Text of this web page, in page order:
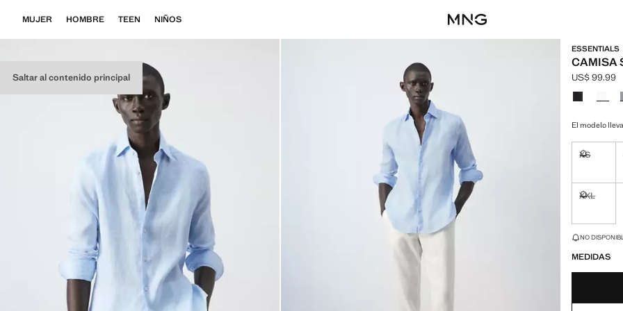
Saltar al contenido principal
MUJER HOMBRE TEEN NIÑOS
ESSENTIALS
CAMISA
Precio
US$ 99.99
Selecciona
El modelo
XS
XXL
¡ÚLTIMAS
NO
MEDIDAS